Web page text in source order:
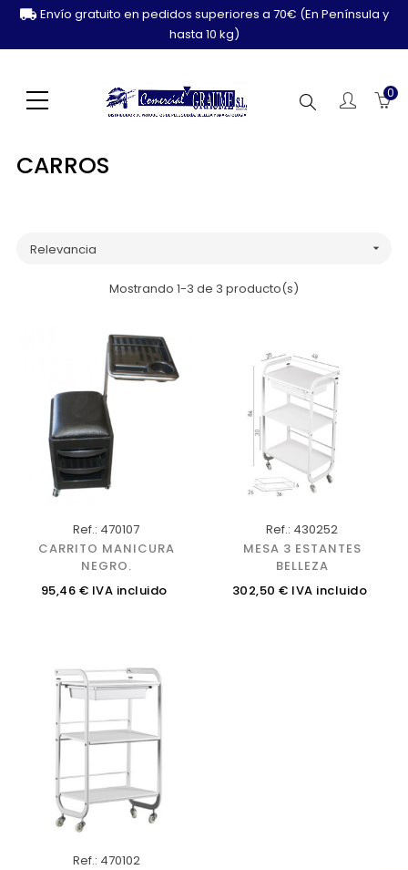
Envío gratuito en pedidos superiores a 70€ (En Península y
hasta 10 kg)
Buscar 0
CARROS
Relevancia 
Mostrando 1-3 de 3 producto(s)
Ref.: 470107
CARRITO MANICURA
NEGRO.
Precio
95,46 € IVA incluido
Ref.: 430252
MESA 3 ESTANTES
BELLEZA
Precio
302,50 € IVA incluido
Ref.: 470102